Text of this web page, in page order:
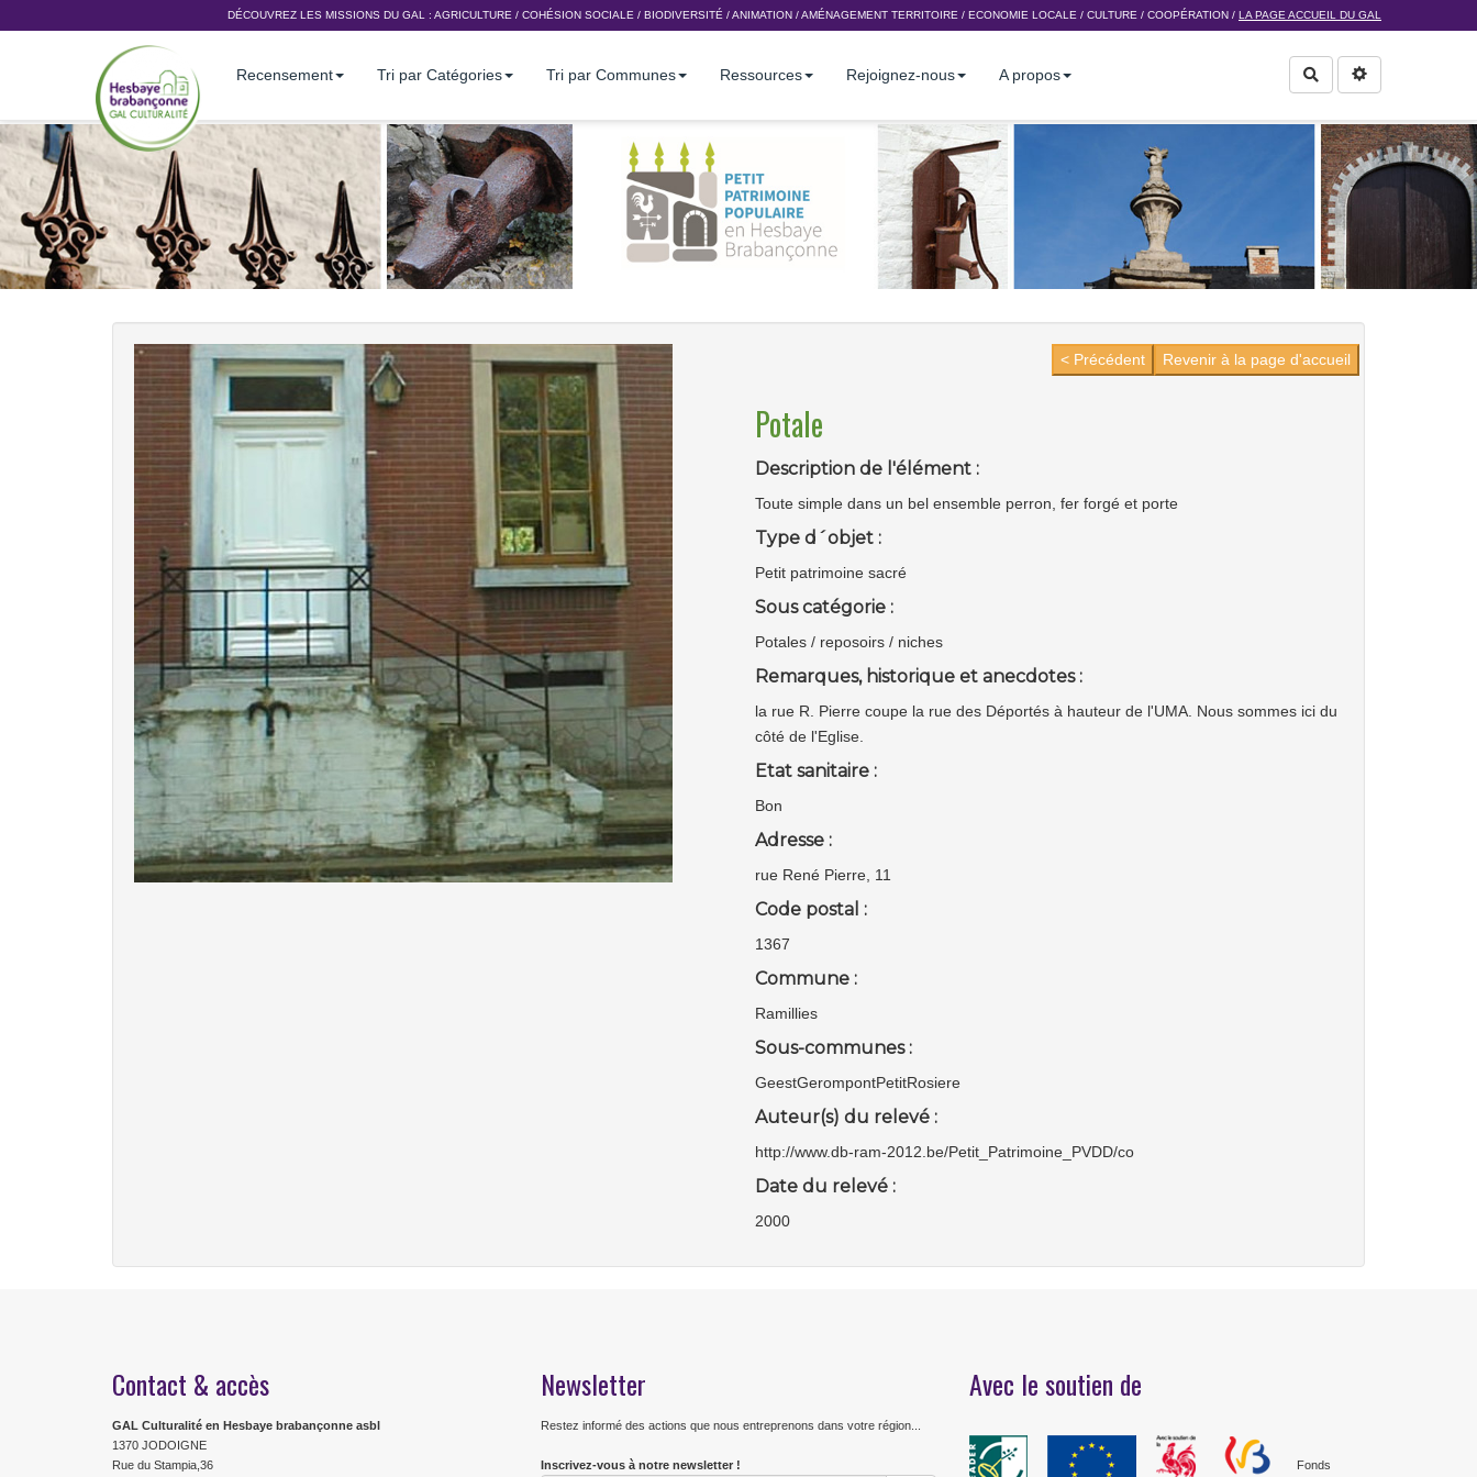
DÉCOUVREZ LES MISSIONS DU GAL : AGRICULTURE / COHÉSION SOCIALE / BIODIVERSITÉ /ANIMATION /AMÉNAGEMENT TERRITOIRE / ECONOMIE LOCALE / CULTURE / COOPÉRATION / LA PAGE ACCUEIL DU GAL
Recensement Tri par Catégories Tri par Communes Ressources Rejoignez-nous A propos Rechercher
Revenir à la page d'accueil
< Précédent
Potale
Description de l'élément :
Toute simple dans un bel ensemble perron, fer forgé et porte
Type d´objet :
Petit patrimoine sacré
Sous catégorie :
Potales / reposoirs / niches
Remarques, historique et anecdotes :
la rue R. Pierre coupe la rue des Déportés à hauteur de l'UMA. Nous sommes ici du
côté de l'Eglise.
Etat sanitaire :
Bon
Adresse :
rue René Pierre, 11
Code postal :
1367
Commune :
Ramillies
Sous-communes :
GeestGerompontPetitRosiere
Auteur(s) du relevé :
http://www.db-ram-2012.be/Petit_Patrimoine_PVDD/co
Date du relevé :
2000
Contact & accès
GAL Culturalité en Hesbaye brabançonne asbl
1370 JODOIGNE
Rue du Stampia,36
Newsletter
Restez informé des actions que nous entreprenons dans votre région...
Inscrivez-vous à notre newsletter !
Avec le soutien de
Fonds